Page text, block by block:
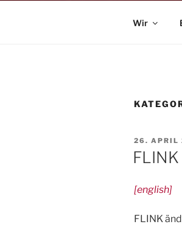
Wir
AM
26. APRIL
[english]
FLINK